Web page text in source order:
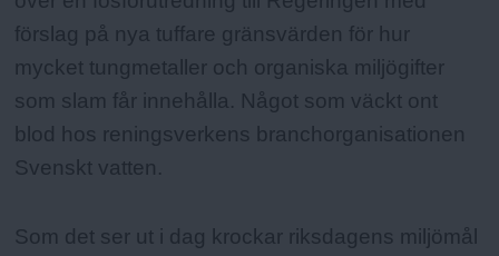
förslag på nya tuffare gränsvärden för hur
mycket tungmetaller och organiska miljögifter
som slam får innehålla. Något som väckt ont
blod hos reningsverkens branchorganisationen
Svenskt vatten.
Som det ser ut i dag krockar riksdagens miljömål